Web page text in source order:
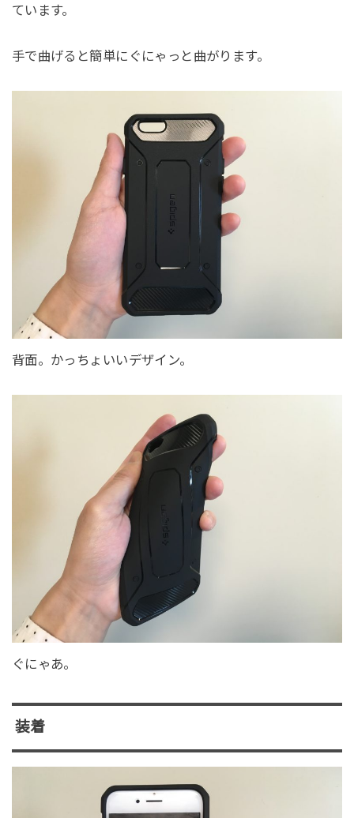
ています。
手で曲げると簡単にぐにゃっと曲がります。
背面。かっちょいいデザイン。
ぐにゃあ。
装着